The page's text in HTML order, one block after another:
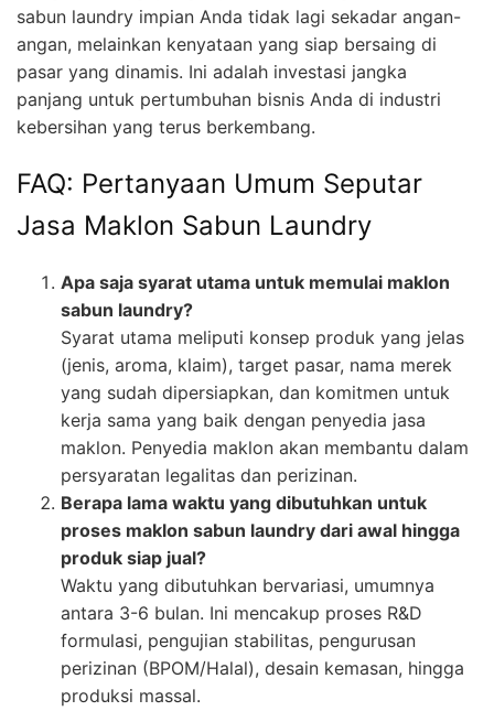
sabun laundry impian Anda tidak lagi sekadar angan-
angan, melainkan kenyataan yang siap bersaing di
pasar yang dinamis. Ini adalah investasi jangka
panjang untuk pertumbuhan bisnis Anda di industri
kebersihan yang terus berkembang.
FAQ: Pertanyaan Umum Seputar
Jasa Maklon Sabun Laundry
Apa saja syarat utama untuk memulai maklon
sabun laundry?
Syarat utama meliputi konsep produk yang jelas
(jenis, aroma, klaim), target pasar, nama merek
yang sudah dipersiapkan, dan komitmen untuk
kerja sama yang baik dengan penyedia jasa
maklon. Penyedia maklon akan membantu dalam
persyaratan legalitas dan perizinan.
Berapa lama waktu yang dibutuhkan untuk
proses maklon sabun laundry dari awal hingga
produk siap jual?
Waktu yang dibutuhkan bervariasi, umumnya
antara 3-6 bulan. Ini mencakup proses R&D
formulasi, pengujian stabilitas, pengurusan
perizinan (BPOM/Halal), desain kemasan, hingga
produksi massal.